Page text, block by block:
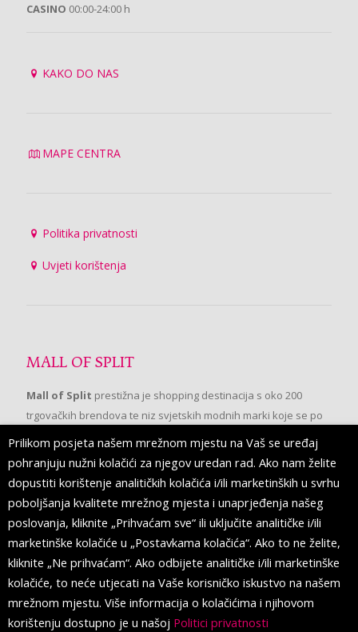
CASINO 00:00-24:00 h
KAKO DO NAS
MAPE CENTRA
Politika privatnosti
Uvjeti korištenja
MALL OF SPLIT
Mall of Split prestižna je shopping destinacija s oko 200
trgovačkih brendova te niz svjetskih modnih marki koje se po
prvi put pojavljuju u Splitu.
PRATITE NAS
Prilikom posjeta našem mrežnom mjestu na Vaš se uređaj
pohranjuju nužni kolačići za njegov uredan rad. Ako nam želite
dopustiti korištenje analitičkih kolačića i/ili marketinških u svrhu
poboljšanja kvalitete mrežnog mjesta i unaprjeđenja našeg
poslovanja, kliknite „Prihvaćam sve“ ili uključite analitičke i/ili
marketinške kolačiće u „Postavkama kolačića“. Ako to ne želite,
kliknite „Ne prihvaćam“. Ako odbijete analitičke i/ili marketinške
kolačiće, to neće utjecati na Vaše korisničko iskustvo na našem
mrežnom mjestu. Više informacija o kolačićima i njihovom
korištenju dostupno je u našoj Politici privatnosti